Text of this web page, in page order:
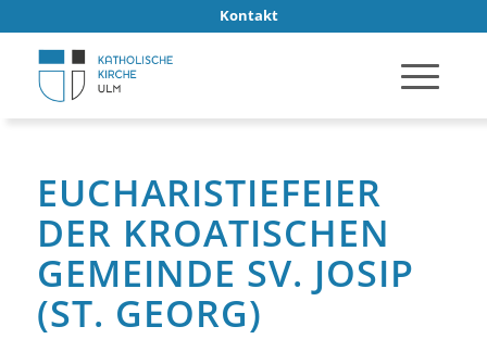
Kontakt
EUCHARISTIEFEIER
DER KROATISCHEN
GEMEINDE SV. JOSIP
(ST. GEORG)